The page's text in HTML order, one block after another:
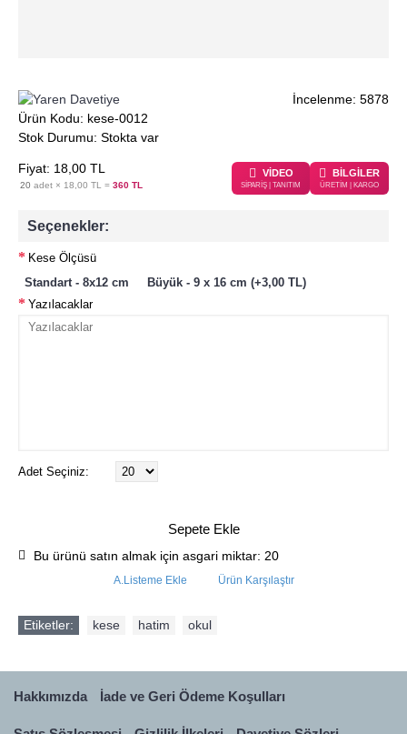
İncelenme: 5878
Ürün Kodu: kese-0012
Stok Durumu: Stokta var
Fiyat: 18 ,00 TL
20 adet × 18,00 TL = 360 TL
VİDEO
SİPARİŞ | TANITIM
BİLGİLER
ÜRETİM | KARGO
Seçenekler:
Kese Ölçüsü
Standart - 8x12 cm
Büyük - 9 x 16 cm (+3,00 TL)
Yazılacaklar
Adet Seçiniz:
Sepete Ekle
Bu ürünü satın almak için asgari miktar: 20
A.Listeme Ekle Ürün Karşılaştır
Etiketler: kese hatim okul
Hakkımızda İade ve Geri Ödeme Koşulları